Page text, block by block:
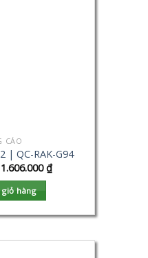
CÁO
| QC-RAK-G94
1.606.000₫
hàng